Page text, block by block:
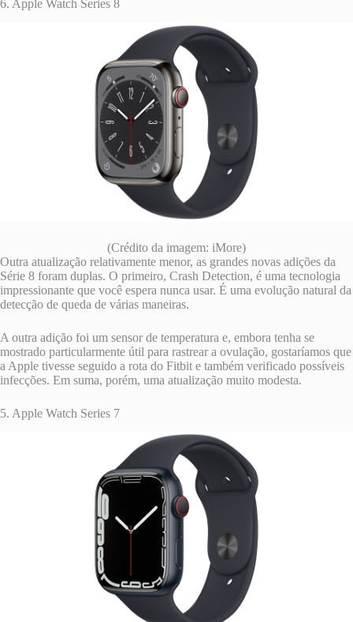
6. Apple Watch Series 8
(Crédito da imagem: iMore)
Outra atualização relativamente menor, as grandes novas adições da
Série 8 foram duplas. O primeiro, Crash Detection, é uma tecnologia
impressionante que você espera nunca usar. É uma evolução natural da
detecção de queda de várias maneiras.
A outra adição foi um sensor de temperatura e, embora tenha se
mostrado particularmente útil para rastrear a ovulação, gostaríamos que
a Apple tivesse seguido a rota do Fitbit e também verificado possíveis
infecções. Em suma, porém, uma atualização muito modesta.
5. Apple Watch Series 7